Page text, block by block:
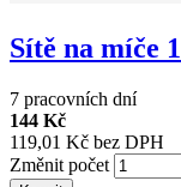
Sítě na míče
7 pracovních dní
144 Kč
119,01 Kč bez DPH
Změnit počet